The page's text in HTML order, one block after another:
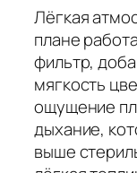
Лёгкая
плане
фильтр,
мягкость
ощущение
дыхание,
выше